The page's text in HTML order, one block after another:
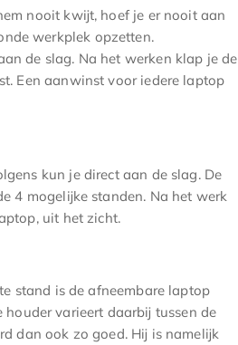
nooit kwijt, hoef je er nooit aan
werkplek opzetten.
de slag. Na het werken klap je de
Een aanwinst voor iedere laptop
kun je direct aan de slag. De
4 mogelijke standen. Na het werk
uit het zicht.
stand is de afneembare laptop
varieert daarbij tussen de
dan ook zo goed. Hij is namelijk